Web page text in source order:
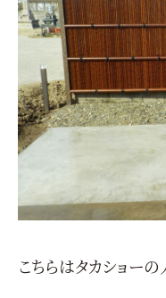
こちらはタカショー